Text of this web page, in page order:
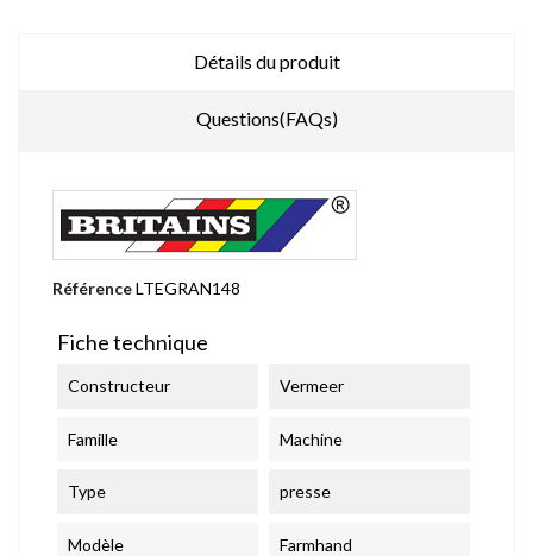
Détails du produit
Questions(FAQs)
RéférenceLTEGRAN148
Fiche technique
Constructeur Vermeer
Famille Machine
Type presse
Modèle Farmhand